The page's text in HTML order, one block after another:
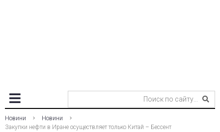
Новини
Новини
Закупки нефти в Иране осуществляет только Китай – Бессент